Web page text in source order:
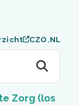
CZO.NL
Zorg (los